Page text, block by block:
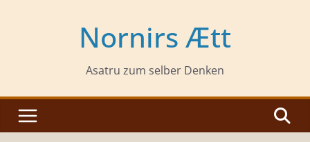
Nornirs Ætt
Asatru zum selber Denken